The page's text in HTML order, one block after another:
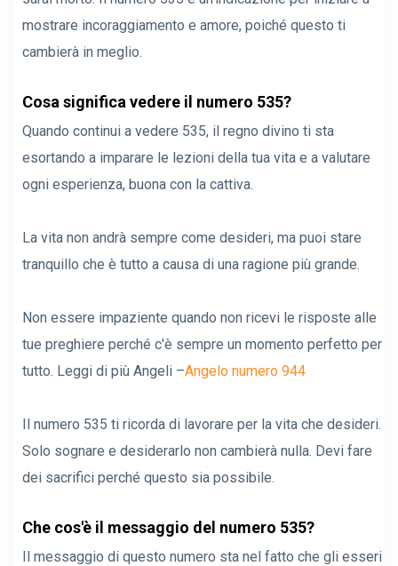
mostrare incoraggiamento e amore, poiché questo ti
cambierà in meglio.
Cosa significa vedere il numero 535?
Quando continui a vedere 535, il regno divino ti sta
esortando a imparare le lezioni della tua vita e a valutare
ogni esperienza, buona con la cattiva.
La vita non andrà sempre come desideri, ma puoi stare
tranquillo che è tutto a causa di una ragione più grande.
Non essere impaziente quando non ricevi le risposte alle
tue preghiere perché c'è sempre un momento perfetto per
tutto. Leggi di più Angeli –Angelo numero 944
Il numero 535 ti ricorda di lavorare per la vita che desideri.
Solo sognare e desiderarlo non cambierà nulla. Devi fare
dei sacrifici perché questo sia possibile.
Che cos'è il messaggio del numero 535?
Il messaggio di questo numero sta nel fatto che gli esseri